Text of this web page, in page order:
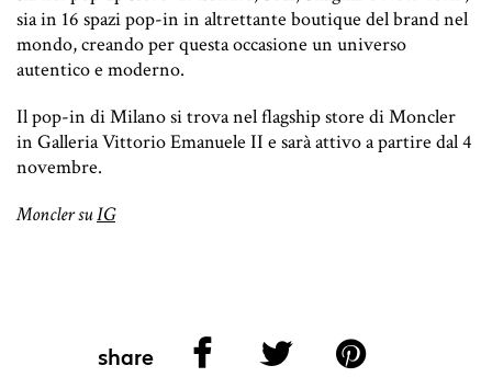
sia in 16 spazi pop-in in altrettante boutique del brand nel
mondo, creando per questa occasione un universo
autentico e moderno.
Il pop-in di Milano si trova nel flagship store di Moncler
in Galleria Vittorio Emanuele II e sarà attivo a partire dal 4
novembre.
Moncler suIG
share